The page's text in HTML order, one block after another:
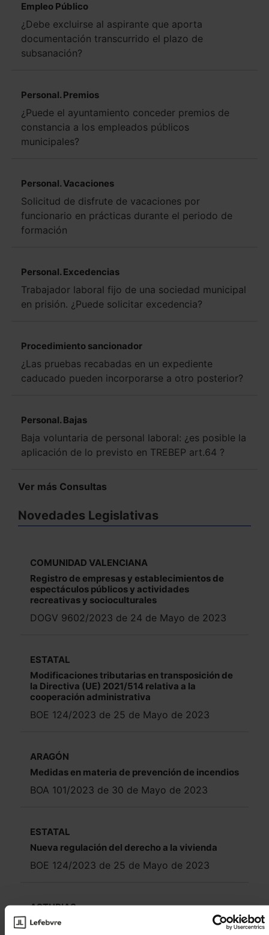
Empleo Público
¿Debe excluirse al aspirante que aporta
documentación transcurrido el plazo de
subsanación?
Personal. Premios
¿Puede el ayuntamiento conceder premios de
constancia a los empleados públicos
municipales?
Personal. Vacaciones
Solicitud de disfrute de vacaciones por
funcionario en prácticas durante el periodo de
formación
Personal. Excedencias
Trabajador laboral fijo de una sociedad municipal
en prisión. ¿Puede solicitar excedencia?
Procedimiento sancionador
¿Las pruebas recabadas en un expediente
caducado pueden incorporarse a otro posterior?
Personal. Bajas
Baja voluntaria de personal laboral: ¿es posible la
aplicación de lo previsto en TREBEP art.64 ?
Ver más Consultas
Novedades Legislativas
COMUNIDAD VALENCIANA
Registro de empresas y establecimientos de
espectáculos públicos y actividades
recreativas y socioculturales
DOGV 9602/2023 de 24 de Mayo de 2023
ESTATAL
Modificaciones tributarias en transposición de
la Directiva (UE) 2021/514 relativa a la
cooperación administrativa
BOE 124/2023 de 25 de Mayo de 2023
ARAGÓN
Medidas en materia de prevención de incendios
BOA 101/2023 de 30 de Mayo de 2023
ESTATAL
Nueva regulación del derecho a la vivienda
BOE 124/2023 de 25 de Mayo de 2023
ASTURIAS
Fondo extraordinario de solvencia financiera